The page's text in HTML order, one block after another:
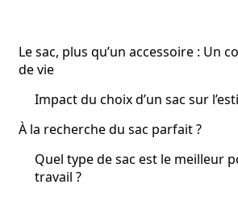
Le sac, plus qu’un accessoire : Un
de vie
Impact du choix d’un sac sur
À la recherche du sac parfait ?
Quel type de sac est le meilleur
travail ?